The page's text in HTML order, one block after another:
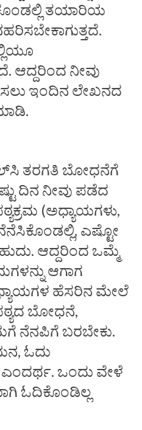
ತಯಾರಿಯ
ಆದ್ದರಿಂದ ನೀವು
ಇಂದಿನ ಲೇಖನದ
ತರಗತಿ ಬೋಧನೆಗೆ
ದಿನ ನೀವು ಪಡೆದ
(ಅಧ್ಯಾಯಗಳು,
ಎಷ್ಟೋ
ಆದ್ದರಿಂದ ಒಮ್ಮೆ
ಆಗಾಗ
ಹೆಸರಿನ ಮೇಲೆ
ಬೋಧನೆ,
ನೆನಪಿಗೆ ಬರಬೇಕು.
ಓದು
ಒಂದು ವೇಳೆ
ಓದಿಕೊಂಡಿಲ್ಲ